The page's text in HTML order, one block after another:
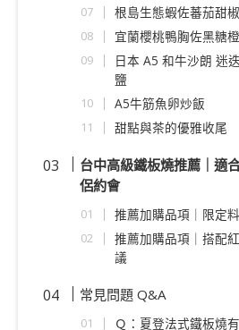
根島生態蝦佐蕃茄甜
宜蘭櫻桃鴨胸佐黑糖
日本 A5 和牛沙朗 迷
鹽
A5牛筋魚卵炒飯
甜點與茶的優雅收尾
台中高級鐵板燒推薦 ｜適
侶約會
推薦加購品項｜限定
推薦加購品項｜搭配
議
常見問題 Q&A
Ｑ：夏登法式鐵板燒